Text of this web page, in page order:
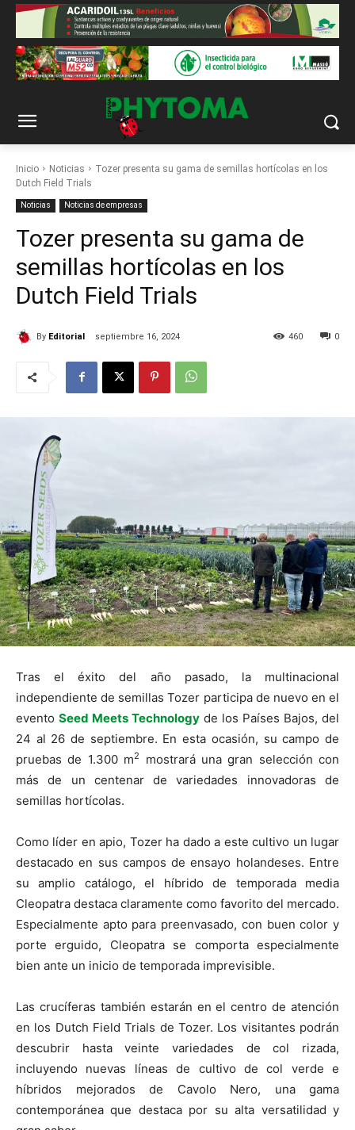
Inicio Noticias
Tozer presenta su gama de semillas hortícolas en los
Dutch Field Trials
Noticias Noticias de empresas
Tozer presenta su gama de
semillas hortícolas en los
Dutch Field Trials
By Editorial septiembre 16, 2024 0
460
Tras el éxito del año pasado, la multinacional
independiente de semillas Tozer participa de nuevo en el
evento Seed Meets Technology de los Países Bajos, del
24 al 26 de septiembre. En esta ocasión, su campo de
pruebas de 1.300 m2
mostrará una gran selección con
más de un centenar de variedades innovadoras de
semillas hortícolas.
Como líder en apio, Tozer ha dado a este cultivo un lugar
destacado en sus campos de ensayo holandeses. Entre
su amplio catálogo, el híbrido de temporada media
Cleopatra destaca claramente como favorito del mercado.
Especialmente apto para preenvasado, con buen color y
porte erguido, Cleopatra se comporta especialmente
bien ante un inicio de temporada imprevisible.
Las crucíferas también estarán en el centro de atención
en los Dutch Field Trials de Tozer. Los visitantes podrán
descubrir hasta veinte variedades de col rizada,
incluyendo nuevas líneas de cultivo de col verde e
híbridos mejorados de Cavolo Nero, una gama
contemporánea que destaca por su alta versatilidad y